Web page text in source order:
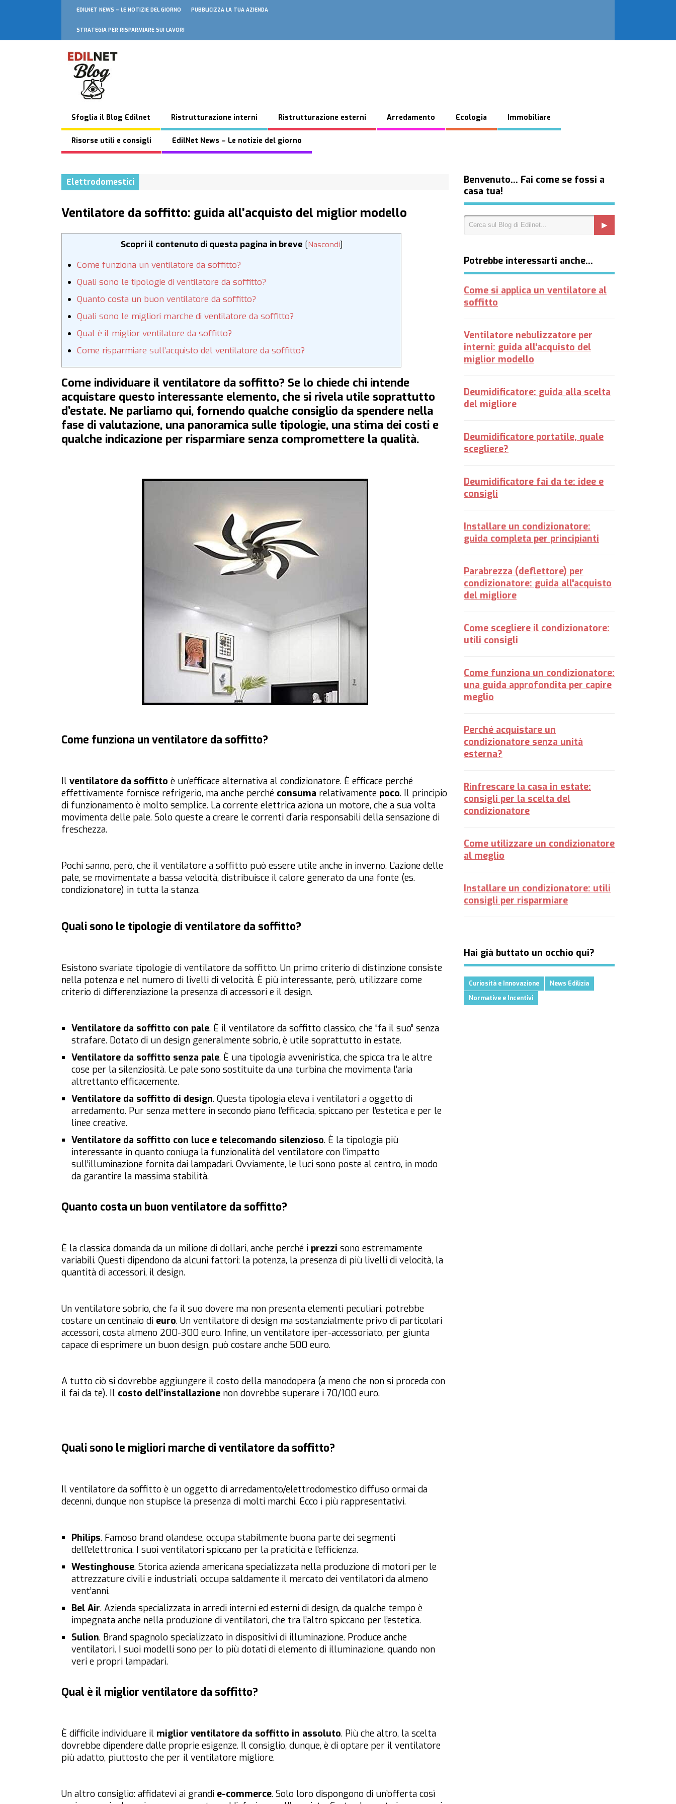
EDILNET NEWS – LE NOTIZIE DEL GIORNO PUBBLICIZZA LA TUA AZIENDA
STRATEGIA PER RISPARMIARE SUI LAVORI
Sfoglia il Blog Edilnet Ristrutturazione interni Ristrutturazione esterni Arredamento Ecologia Immobiliare
Risorse utili e consigli EdilNet News – Le notizie del giorno
Elettrodomestici
Ventilatore da soffitto: guida all’acquisto del miglior modello
Scopri il contenuto di questa pagina in breve [Nascondi]
Come funziona un ventilatore da soffitto?
Quali sono le tipologie di ventilatore da soffitto?
Quanto costa un buon ventilatore da soffitto?
Quali sono le migliori marche di ventilatore da soffitto?
Qual è il miglior ventilatore da soffitto?
Come risparmiare sull’acquisto del ventilatore da soffitto?
Come individuare il ventilatore da soffitto? Se lo chiede chi intende
acquistare questo interessante elemento, che si rivela utile soprattutto
d’estate. Ne parliamo qui, fornendo qualche consiglio da spendere nella
fase di valutazione, una panoramica sulle tipologie, una stima dei costi e
qualche indicazione per risparmiare senza compromettere la qualità.
Come funziona un ventilatore da soffitto?
Il ventilatore da soffitto è un’efficace alternativa al condizionatore. È efficace perché
effettivamente fornisce refrigerio, ma anche perché consuma relativamente poco. Il principio
di funzionamento è molto semplice. La corrente elettrica aziona un motore, che a sua volta
movimenta delle pale. Solo queste a creare le correnti d’aria responsabili della sensazione di
freschezza.
Pochi sanno, però, che il ventilatore a soffitto può essere utile anche in inverno. L’azione delle
pale, se movimentate a bassa velocità, distribuisce il calore generato da una fonte (es.
condizionatore) in tutta la stanza.
Quali sono le tipologie di ventilatore da soffitto?
Esistono svariate tipologie di ventilatore da soffitto. Un primo criterio di distinzione consiste
nella potenza e nel numero di livelli di velocità. È più interessante, però, utilizzare come
criterio di differenziazione la presenza di accessori e il design.
Ventilatore da soffitto con pale. È il ventilatore da soffitto classico, che “fa il suo” senza
strafare. Dotato di un design generalmente sobrio, è utile soprattutto in estate.
Ventilatore da soffitto senza pale. È una tipologia avveniristica, che spicca tra le altre
cose per la silenziosità. Le pale sono sostituite da una turbina che movimenta l’aria
altrettanto efficacemente.
Ventilatore da soffitto di design. Questa tipologia eleva i ventilatori a oggetto di
arredamento. Pur senza mettere in secondo piano l’efficacia, spiccano per l’estetica e per le
linee creative.
Ventilatore da soffitto con luce e telecomando silenzioso. È la tipologia più
interessante in quanto coniuga la funzionalità del ventilatore con l’impatto
sull’illuminazione fornita dai lampadari. Ovviamente, le luci sono poste al centro, in modo
da garantire la massima stabilità.
Quanto costa un buon ventilatore da soffitto?
È la classica domanda da un milione di dollari, anche perché i prezzi sono estremamente
variabili. Questi dipendono da alcuni fattori: la potenza, la presenza di più livelli di velocità, la
quantità di accessori, il design.
Un ventilatore sobrio, che fa il suo dovere ma non presenta elementi peculiari, potrebbe
costare un centinaio di euro. Un ventilatore di design ma sostanzialmente privo di particolari
accessori, costa almeno 200-300 euro. Infine, un ventilatore iper-accessoriato, per giunta
capace di esprimere un buon design, può costare anche 500 euro.
A tutto ciò si dovrebbe aggiungere il costo della manodopera (a meno che non si proceda con
il fai da te). Il costo dell’installazione non dovrebbe superare i 70/100 euro.
Quali sono le migliori marche di ventilatore da soffitto?
Il ventilatore da soffitto è un oggetto di arredamento/elettrodomestico diffuso ormai da
decenni, dunque non stupisce la presenza di molti marchi. Ecco i più rappresentativi.
Philips. Famoso brand olandese, occupa stabilmente buona parte dei segmenti
dell’elettronica. I suoi ventilatori spiccano per la praticità e l’efficienza.
Westinghouse. Storica azienda americana specializzata nella produzione di motori per le
attrezzature civili e industriali, occupa saldamente il mercato dei ventilatori da almeno
vent’anni.
Bel Air. Azienda specializzata in arredi interni ed esterni di design, da qualche tempo è
impegnata anche nella produzione di ventilatori, che tra l’altro spiccano per l’estetica.
Sulion. Brand spagnolo specializzato in dispositivi di illuminazione. Produce anche
ventilatori. I suoi modelli sono per lo più dotati di elemento di illuminazione, quando non
veri e propri lampadari.
Qual è il miglior ventilatore da soffitto?
È difficile individuare il miglior ventilatore da soffitto in assoluto. Più che altro, la scelta
dovrebbe dipendere dalle proprie esigenze. Il consiglio, dunque, è di optare per il ventilatore
più adatto, piuttosto che per il ventilatore migliore.
Un altro consiglio: affidatevi ai grandi e-commerce. Solo loro dispongono di un’offerta così
Benvenuto… Fai come se fossi a
casa tua!
Potrebbe interessarti anche…
Come si applica un ventilatore al
soffitto
Ventilatore nebulizzatore per
interni: guida all'acquisto del
miglior modello
Deumidificatore: guida alla scelta
del migliore
Deumidificatore portatile, quale
scegliere?
Deumidificatore fai da te: idee e
consigli
Installare un condizionatore:
guida completa per principianti
Parabrezza (deflettore) per
condizionatore: guida all'acquisto
del migliore
Come scegliere il condizionatore:
utili consigli
Come funziona un condizionatore:
una guida approfondita per capire
meglio
Perché acquistare un
condizionatore senza unità
esterna?
Rinfrescare la casa in estate:
consigli per la scelta del
condizionatore
Come utilizzare un condizionatore
al meglio
Installare un condizionatore: utili
consigli per risparmiare
Hai già buttato un occhio qui?
Curiosità e Innovazione
News Edilizia
Normative e Incentivi